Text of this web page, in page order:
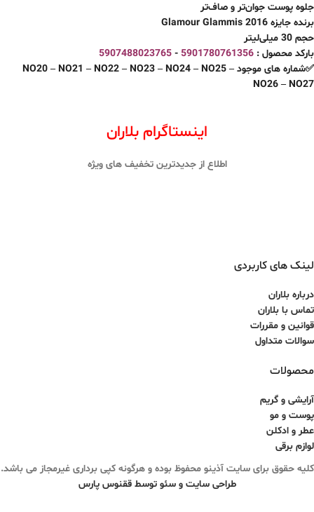
جلوه پوست جوان‌تر و صاف‌تر
برنده جایزه Glamour Glammis 2016
حجم 30 میلی‌لیتر
بارکد محصول : 5901780761356
-
5907488023765
✅شماره های موجود NO20 – NO21 – NO22 – NO23 – NO24 – NO25 –
NO26 – NO27
اینستاگرام بلاران
اطلاع از جدیدترین تخفیف های ویژه
لینک های کاربردی
درباره بلاران
تماس با بلاران
قوانین و مقررات
سوالات متداول
محصولات
آرایشی و گریم
پوست و مو
عطر و ادکلن
لوازم برقی
کلیه حقوق برای سایت آذینو محفوظ بوده و هرگونه کپی برداری غیرمجاز می باشد.
طراحی سایت و سئو توسط ققنوس پارس